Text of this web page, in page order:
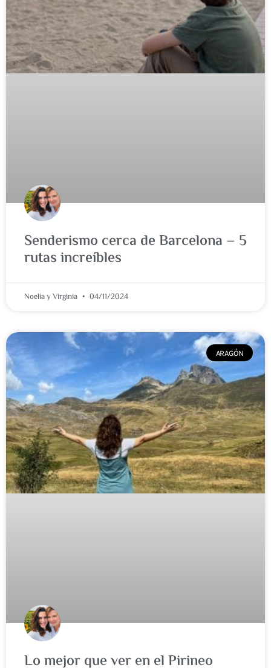
Senderismo cerca de Barcelona – 5
rutas increíbles
Noelia y Virginia 04/11/2024
ARAGÓN
Lo mejor que ver en el Pirineo